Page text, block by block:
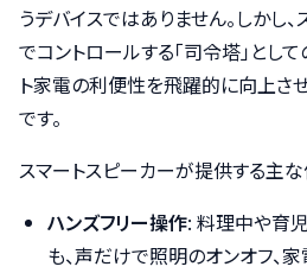
うデバイスではありません。しかし
でコントロールする「司令塔」とし
ト家電の利便性を飛躍的に向上さ
です。
スマートスピーカーが提供する主
ハンズフリー操作: 料理中や育
も、声だけで照明のオンオフ、